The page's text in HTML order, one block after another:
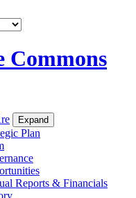
Commons
Expand
Plan
Reports & Financials